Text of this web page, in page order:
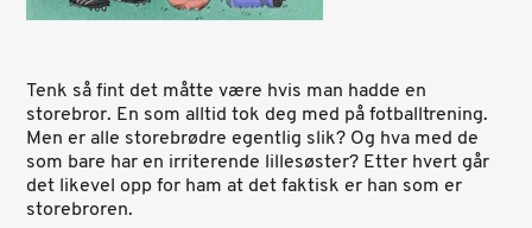
Tenk så fint det måtte være hvis man hadde en
storebror. En som alltid tok deg med på fotballtrening.
Men er alle storebrødre egentlig slik? Og hva med de
som bare har en irriterende lillesøster? Etter hvert går
det likevel opp for ham at det faktisk er han som er
storebroren.